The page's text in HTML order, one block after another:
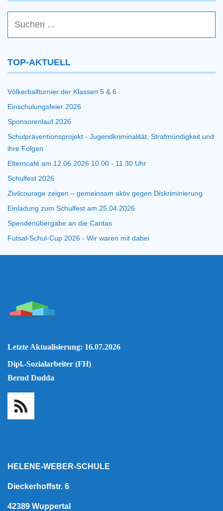
TOP-AKTUELL
Völkerballturnier der Klassen 5 & 6
Einschulungsfeier 2026
Sponsorenlauf 2026
Schulpräventionsprojekt - Jugendkriminalität, Strafmündigkeit und
ihre Folgen
Elterncafé am 12.06.2026 10.00 - 11.30 Uhr
Schulfest 2026
Zivilcourage zeigen – gemeinsam aktiv gegen Diskriminierung
Einladung zum Schulfest am 25.04.2026
Spendenübergabe an die Caritas
Futsal-Schul-Cup 2026 - Wir waren mit dabei
Letzte Aktualisierung: 16.07.2026
Dipl.-Sozialarbeiter (FH)
Bernd Dudda
HELENE-WEBER-SCHULE
Dieckerhoffstr. 6
42389 Wuppertal